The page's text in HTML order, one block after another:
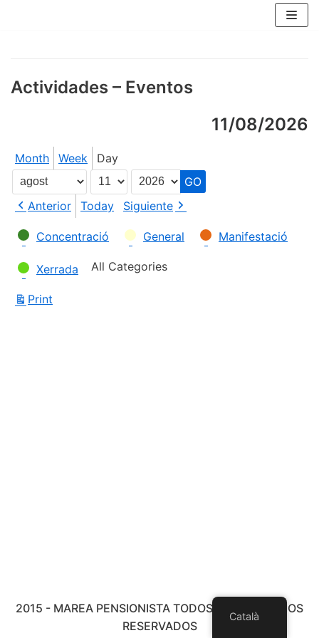
Actividades – Eventos
11/08/2026
Month Week Day
Month
Day
Year
Anterior
Today
Siguiente
Categories
Concentració General Manifestació
Xerrada All Categories
Print
2015 - MAREA PENSIONISTA TODOS LOS DERECHOS
RESERVADOS
Català